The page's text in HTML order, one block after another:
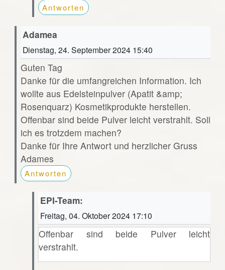
Antworten
Adamea
Dienstag, 24. September 2024 15:40
Guten Tag
Danke für die umfangreichen Information. Ich
wollte aus Edelsteinpulver (Apatit &amp;
Rosenquarz) Kosmetikprodukte herstellen.
Offenbar sind beide Pulver leicht verstrahlt. Soll
ich es trotzdem machen?
Danke für Ihre Antwort und herzlicher Gruss
Adames
Antworten
EPI-Team:
Freitag, 04. Oktober 2024 17:10
Offenbar sind beide Pulver leicht
verstrahlt.